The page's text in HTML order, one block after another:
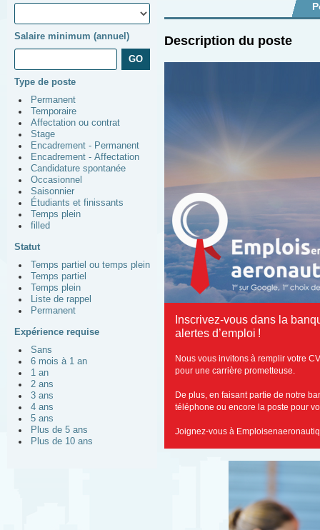
Salaire minimum (annuel)
Type de poste
Permanent
Temporaire
Affectation ou contrat
Stage
Encadrement - Permanent
Encadrement - Affectation
Candidature spontanée
Occasionnel
Saisonnier
Étudiants et finissants
Temps plein
filled
Statut
Temps partiel ou temps plein
Temps partiel
Temps plein
Liste de rappel
Permanent
Expérience requise
Sans
6 mois à 1 an
1 an
2 ans
3 ans
4 ans
5 ans
Plus de 5 ans
Plus de 10 ans
Description du poste
Inscrivez-vous dans la
alertes d’emploi !
Nous vous invitons à remplir votre
pour une carrière prometteuse.
De plus, en faisant partie de notre
téléphone ou encore la poste pour
Joignez-vous à